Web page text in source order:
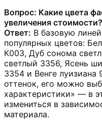
Вопрос: Какие цвета
увеличения стоимости?
Ответ: В базовую
популярных цветов:
К003, Дуб сонома
светлый 3356, Ясень
3354 и Венге луизиана
оттенок, его можно
характеристики» — в
измениться в
материала.